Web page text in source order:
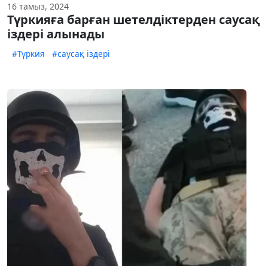
16 тамыз, 2024
Түркияға барған шетелдіктерден саусақ
іздері алынады
#Түркия #саусақ іздері